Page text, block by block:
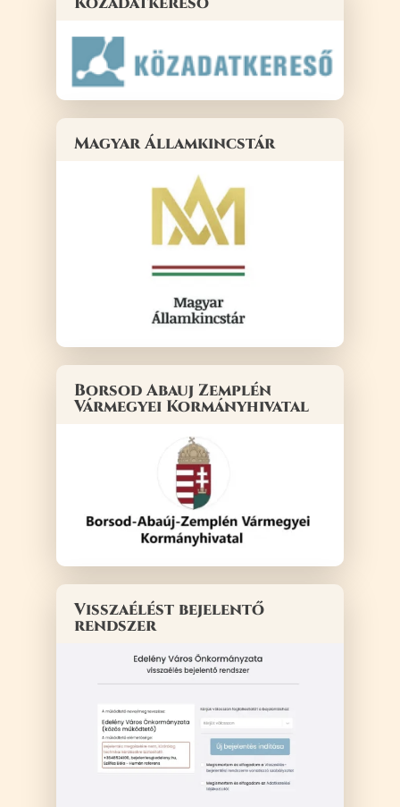
Magyar Államkincstár
Borsod Abauj Zemplén
Vármegyei Kormányhivatal
Visszaélést bejelentő
rendszer